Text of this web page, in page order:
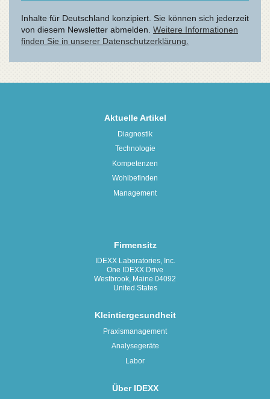
Aktuelle Artikel
Diagnostik
Technologie
Kompetenzen
Wohlbefinden
Management
Firmensitz
IDEXX Laboratories, Inc.
One IDEXX Drive
Westbrook, Maine 04092
United States
Kleintiergesundheit
Praxismanagement
Analysegeräte
Labor
Über IDEXX